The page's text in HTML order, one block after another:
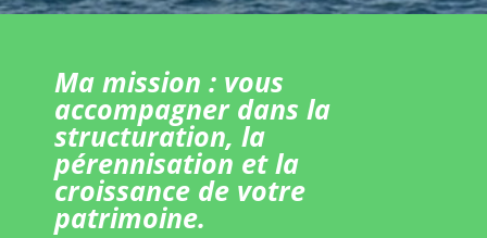
Ma mission : vous
accompagner dans la
structuration, la
pérennisation et la
croissance de votre
patrimoine.